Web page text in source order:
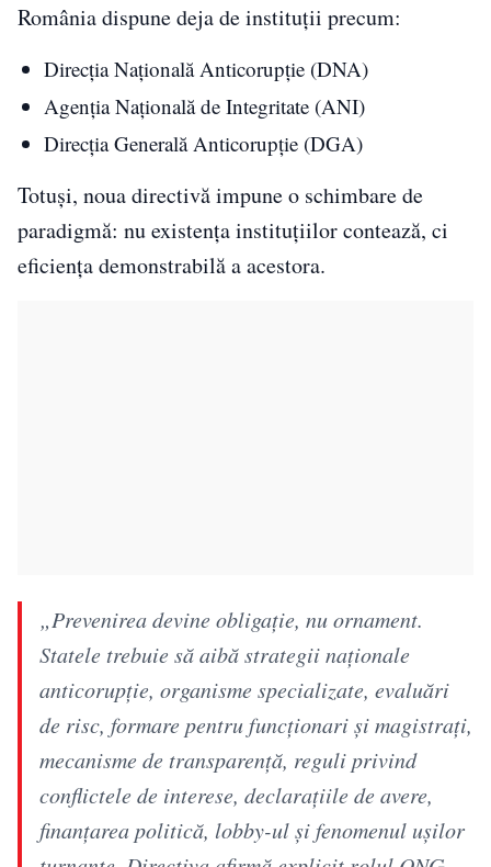
România dispune deja de instituții precum:
Direcția Națională Anticorupție (DNA)
Agenția Națională de Integritate (ANI)
Direcția Generală Anticorupție (DGA)
Totuși, noua directivă impune o schimbare de
paradigmă: nu existența instituțiilor contează, ci
eficiența demonstrabilă a acestora.
„Prevenirea devine obligație, nu ornament.
Statele trebuie să aibă strategii naționale
anticorupție, organisme specializate, evaluări
de risc, formare pentru funcționari și magistrați,
mecanisme de transparență, reguli privind
conflictele de interese, declarațiile de avere,
finanțarea politică, lobby-ul și fenomenul ușilor